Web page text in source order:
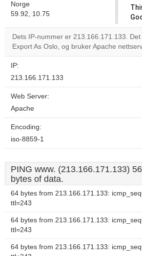
Norge
59.92, 10.75
Dets IP-nummer er 213.166.171.133.
Export As Oslo, og bruker Apache
IP:
213.166.171.133
Web Server:
Apache
Encoding:
iso-8859-1
PING www. (213.166.171.133)
bytes of data.
64 bytes from 213.166.171.133:
ttl=243
64 bytes from 213.166.171.133:
ttl=243
64 bytes from 213.166.171.133: